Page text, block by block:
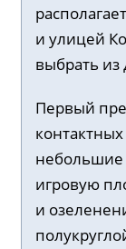
и улицей
выбрать из
Первый
небольшие
игровую
и